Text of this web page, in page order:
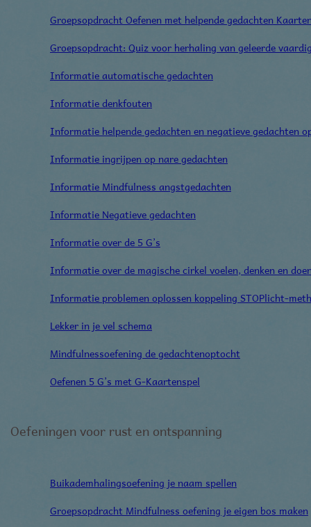
Groepsopdracht Oefenen met helpende gedachten
Groepsopdracht: Quiz voor herhaling van geleerde
Informatie automatische gedachten
Informatie denkfouten
Informatie helpende gedachten en negatieve gedachten
Informatie ingrijpen op nare gedachten
Informatie Mindfulness angstgedachten
Informatie Negatieve gedachten
Informatie over de 5 G’s
Informatie over de magische cirkel voelen, denken en
Informatie problemen oplossen koppeling STOPlicht-
Lekker in je vel schema
Mindfulnessoefening de gedachtenoptocht
Oefenen 5 G’s met G-Kaartenspel
Oefeningen voor rust en ontspanning
Buikademhalingsoefening je naam spellen
Groepsopdracht Mindfulness oefening je eigen bos maken